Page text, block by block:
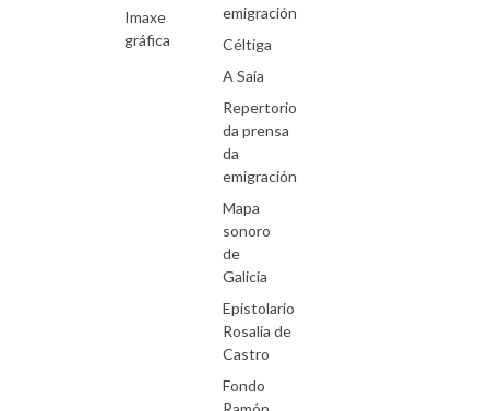
Imaxe
gráfica
emigración
Céltiga
A Saia
Repertorio
da prensa
da
emigración
Mapa
sonoro
de
Galicia
Epistolario
Rosalía de
Castro
Fondo